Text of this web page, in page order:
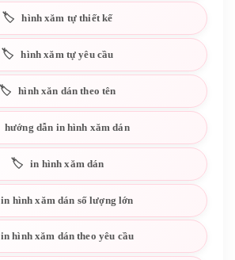
hình xăm tự thiết kế
hình xăm tự yêu cầu
hình xăn dán theo tên
hướng dẫn in hình xăm dán
in hình xăm dán
in hình xăm dán số lượng lớn
in hình xăm dán theo yêu cầu